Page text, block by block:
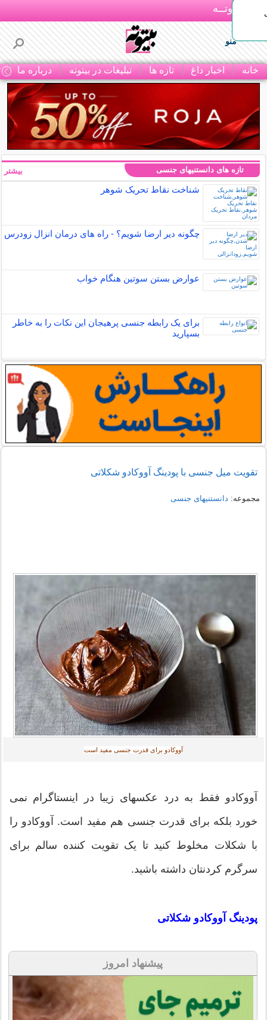
بـیتوتــه
منو
خانه اخبار داغ تازه ها تبلیغات در بیتوته درباره ما
تازه های دانستنیهای جنسی
شناخت نقاط تحریک شوهر
چگونه دیر ارضا شویم؟ - راه های درمان انزال زودرس
عوارض بستن سوتین هنگام خواب
برای یک رابطه جنسی پرهیجان این نکات را به خاطر
بسپارید
بیشتر
تقویت میل جنسی با پودینگ آووکادو شکلاتی
مجموعه: دانستنیهای جنسی
آووکادو برای قدرت جنسی مفید است‎
آووکادو فقط به درد عکسهای زیبا در اینستاگرام نمی
خورد بلکه برای قدرت جنسی هم مفید است. آووکادو را
با شکلات مخلوط کنید تا یک تقویت کننده سالم برای
سرگرم کردنتان داشته باشید.
پودینگ آووکادو شکلاتی
پیشنهاد امروز